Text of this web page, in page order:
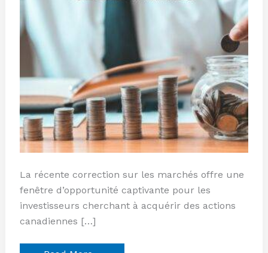
La récente correction sur les marchés offre une
fenêtre d’opportunité captivante pour les
investisseurs cherchant à acquérir des actions
canadiennes […]